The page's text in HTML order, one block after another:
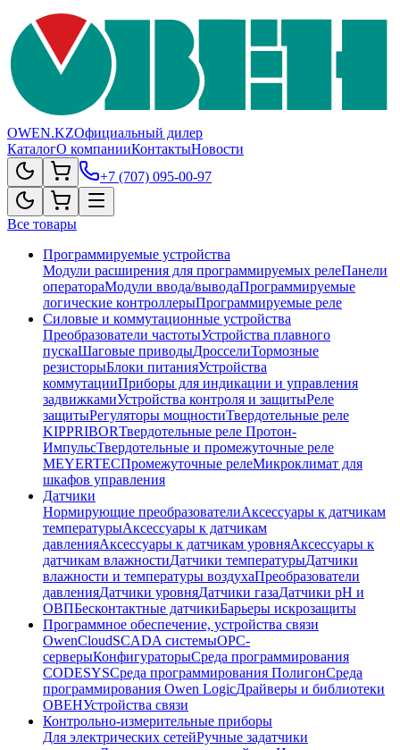
OWEN.KZОфициальный дилер
КаталогО компанииКонтактыНовости
+7 (707) 095-00-97
Все товары
Программируемые устройства
Модули расширения для программируемых релеПанели
оператораМодули ввода/выводаПрограммируемые
логические контроллерыПрограммируемые реле
Силовые и коммутационные устройства
Преобразователи частотыУстройства плавного
пускаШаговые приводыДросселиТормозные
резисторыБлоки питанияУстройства
коммутацииПриборы для индикации и управления
задвижкамиУстройства контроля и защитыРеле
защитыРегуляторы мощностиТвердотельные реле
KIPPRIBORТвердотельные реле Протон-
ИмпульсТвердотельные и промежуточные реле
MEYERTECПромежуточные релеМикроклимат для
шкафов управления
Датчики
Нормирующие преобразователиАксессуары к датчикам
температурыАксессуары к датчикам
давленияАксессуары к датчикам уровняАксессуары к
датчикам влажностиДатчики температурыДатчики
влажности и температуры воздухаПреобразователи
давленияДатчики уровняДатчики газаДатчики pH и
ОВПБесконтактные датчикиБарьеры искрозащиты
Программное обеспечение, устройства связи
OwenCloudSCADA системыOPC-
серверыКонфигураторыСреда программирования
CODESYSСреда программирования ПолигонСреда
программирования Owen LogicДрайверы и библиотеки
ОВЕНУстройства связи
Контрольно-измерительные приборы
Для электрических сетейРучные задатчики